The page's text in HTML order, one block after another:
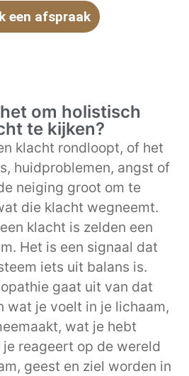
een afspraak
om holistisch
te kijken?
klacht rondloopt, of het
huidproblemen, angst of
neiging groot om te
die klacht wegneemt.
klacht is zelden een
Het is een signaal dat
iets uit balans is.
gaat uit van dat
wat je voelt in je lichaam,
wat je hebt
reageert op de wereld
geest en ziel worden in